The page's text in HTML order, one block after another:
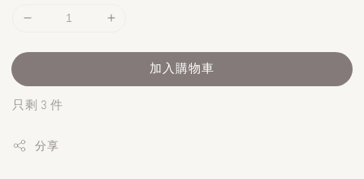
加入購物車
只剩 3 件
分享